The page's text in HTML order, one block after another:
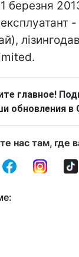
березня
главное!
обновления в
нас там, где